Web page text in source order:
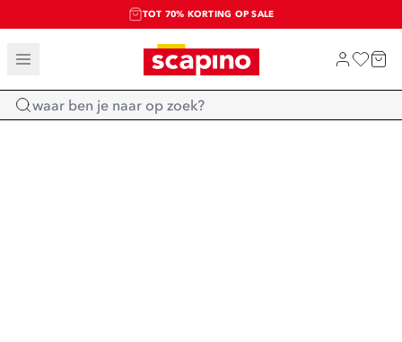
TOT 70% KORTING OP SALE
SALE: LAATSTE KANS!
SHOP NIEUW
Home